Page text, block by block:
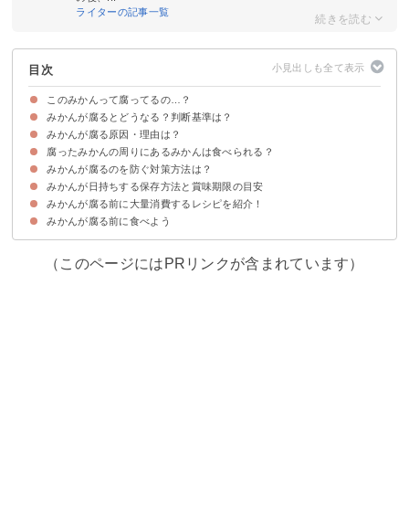
ライターの記事一覧
目次
このみかんって腐ってるの…？
みかんは腐りやすい果物
みかんが腐るとどうなる？判断基準は？
見た目での変化
感触での変化
匂いでの変化
味での変化
みかんが腐る原因・理由は？
①箱買いした段ボールで保存している
②みかんを密着させて保存している
③高温多湿の状態で保存している
腐ったみかんの周りにあるみかんは食べられる？
表面をかるく洗って早めに食べよう
みかんが腐るのを防ぐ対策方法は？
①腐っているみかんは伝染するのですぐ処分する
②ネットで保存する
③ヘタを下に向けて保存する
みかんが日持ちする保存方法と賞味期限の目安
常温で保存する場合
冷蔵で保存する場合
冷凍で保存する場合
みかんが腐る前に大量消費するレシピを紹介！
①濃厚みかんゼリー
②みかんジャム
③ごろごろみかんのパウンドケーキ
みかんが腐る前に食べよう
（このページにはPRリンクが含まれています）